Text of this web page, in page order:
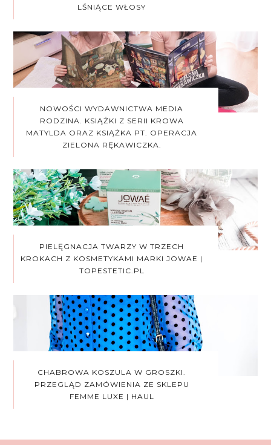
LŚNIĄCE WŁOSY
NOWOŚCI WYDAWNICTWA MEDIA
RODZINA. KSIĄŻKI Z SERII KROWA
MATYLDA ORAZ KSIĄŻKA PT. OPERACJA
ZIELONA RĘKAWICZKA.
PIELĘGNACJA TWARZY W TRZECH
KROKACH Z KOSMETYKAMI MARKI JOWAE |
TOPESTETIC.PL
CHABROWA KOSZULA W GROSZKI.
PRZEGLĄD ZAMÓWIENIA ZE SKLEPU
FEMME LUXE | HAUL